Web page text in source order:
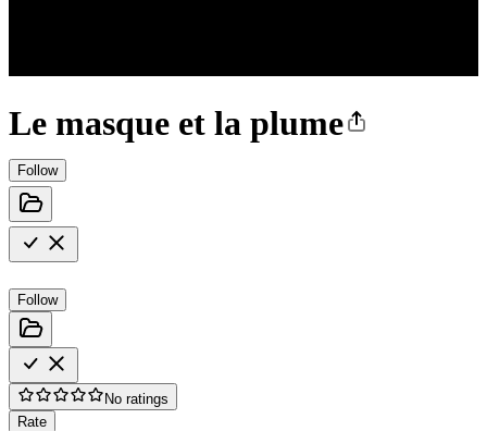
Le masque et la plume
Follow
Follow
No ratings
Rate